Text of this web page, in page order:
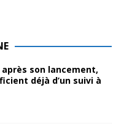
son lancement,
déjà d’un suivi à